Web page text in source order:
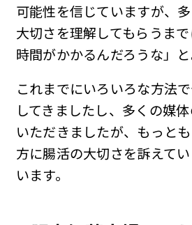
可能性を信じていますが、
大切さを理解してもらうま
時間がかかるんだろうな」と
これまでにいろいろな方法
してきましたし、多くの媒
いただきましたが、もっと
方に腸活の大切さを訴えて
います。